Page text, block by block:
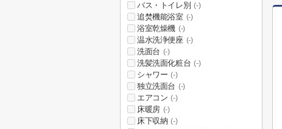
バス・トイレ別 (-)
追焚機能浴室 (-)
浴室乾燥機 (-)
温水洗浄便座 (-)
洗面台 (-)
洗髪洗面化粧台 (-)
シャワー (-)
独立洗面台 (-)
エアコン (-)
床暖房 (-)
床下収納 (-)